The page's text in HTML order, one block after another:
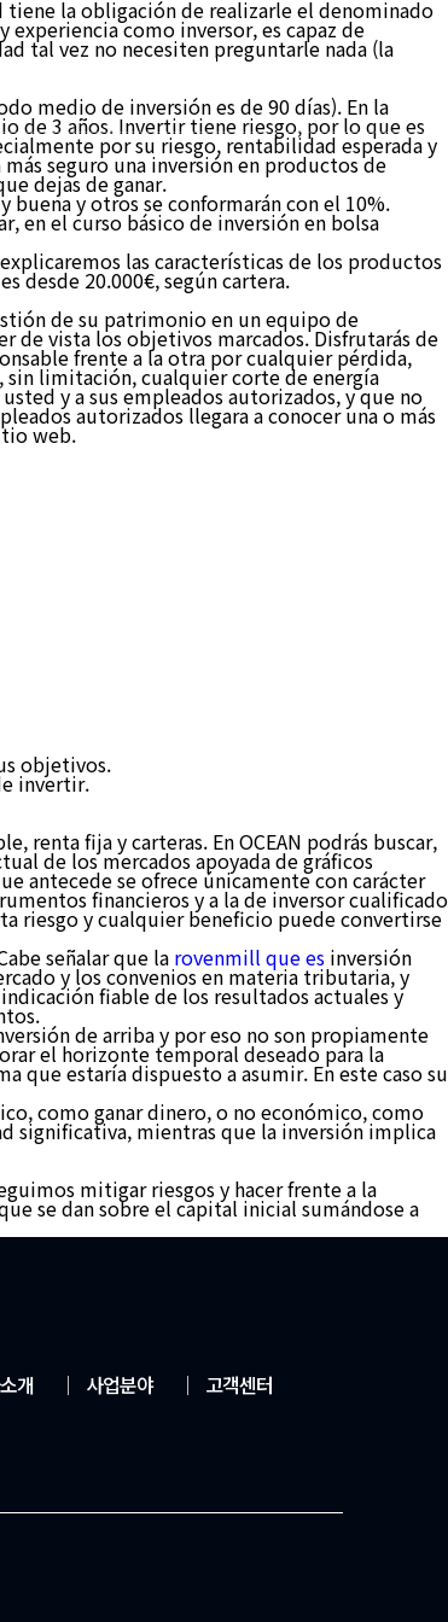
야 고객센터
tiene la obligación de realizarle el denominado
como inversor, es capaz de
tal vez no necesiten preguntarle nada (la
medio de inversión es de 90 días). En la
de 3 años. Invertir tiene riesgo, por lo que es
por su riesgo, rentabilidad esperada y
seguro una inversión en productos de
dejas de ganar.
y otros se conformarán con el 10%.
en el curso básico de inversión en bolsa
las características de los productos
desde 20.000€, según cartera.
de su patrimonio en un equipo de
de vista los objetivos marcados. Disfrutarás de
frente a la otra por cualquier pérdida,
limitación, cualquier corte de energía
y a sus empleados autorizados, y que no
autorizados llegara a conocer una o más
web.
objetivos.
invertir.
renta fija y carteras. En OCEAN podrás buscar,
de los mercados apoyada de gráficos
antecede se ofrece únicamente con carácter
financieros y a la de inversor cualificado
riesgo y cualquier beneficio puede convertirse
señalar que la rovenmill que es inversión
y los convenios en materia tributaria, y
fiable de los resultados actuales y
de arriba y por eso no son propiamente
el horizonte temporal deseado para la
que estaría dispuesto a asumir. En este caso su
como ganar dinero, o no económico, como
significativa, mientras que la inversión implica
mitigar riesgos y hacer frente a la
se dan sobre el capital inicial sumándose a
개 │ 사업분야 │ 고객센터